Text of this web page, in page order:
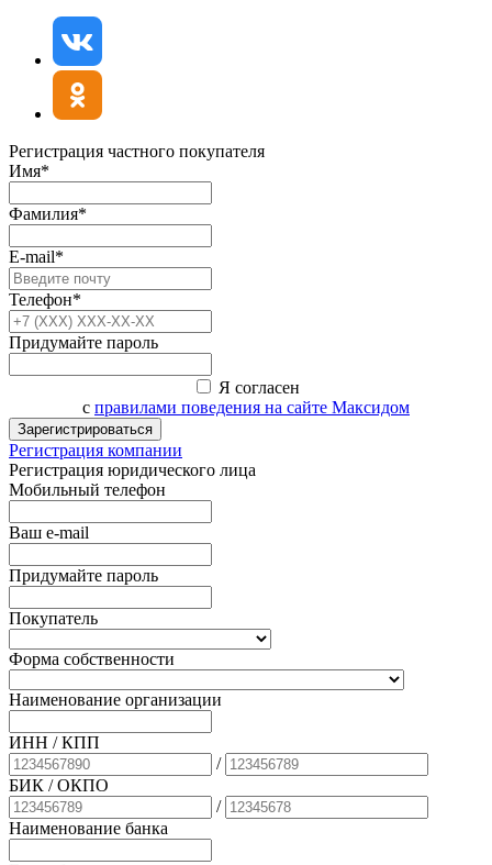
Регистрация частного покупателя
Имя*
Фамилия*
E-mail*
Телефон*
Придумайте пароль
Я согласен
с правилами поведения на сайте Максидом
Зарегистрироваться
Регистрация компании
Регистрация юридического лица
Мобильный телефон
Ваш e-mail
Придумайте пароль
Покупатель
Форма собственности
Наименование организации
ИНН / КПП
/
БИК / ОКПО
/
Наименование банка